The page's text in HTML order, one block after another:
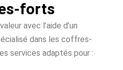
forts
avec l’aide d’un
dans les coffres-
services adaptés pour :